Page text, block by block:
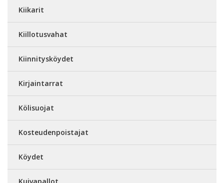
Kiikarit
Kiillotusvahat
Kiinnitysköydet
Kirjaintarrat
Kölisuojat
Kosteudenpoistajat
Köydet